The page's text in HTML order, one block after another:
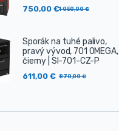
750,00€1 050,00€
Sporák na tuhé palivo,
pravý vývod, 701 OMEGA,
čierny | SI-701-CZ-P
611,00€ 870,00€